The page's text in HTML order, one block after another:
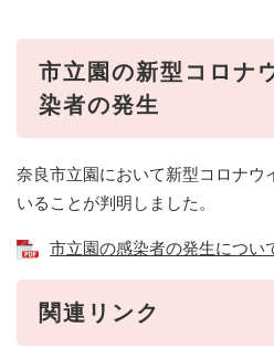
市立園の新型コロナ
染者の発生
奈良市立園において新型コロナウ
いることが判明しました。
市立園の感染者の発生につい
関連リンク